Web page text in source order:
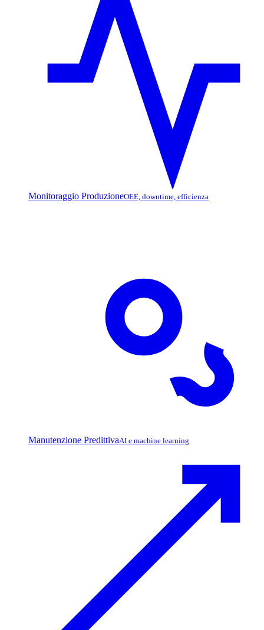
Monitoraggio ProduzioneOEE, downtime, efficienza
Manutenzione PredittivaAI e machine learning